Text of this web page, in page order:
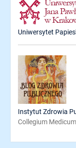
Uniwersytet
Instytut Zdrowia
Collegium